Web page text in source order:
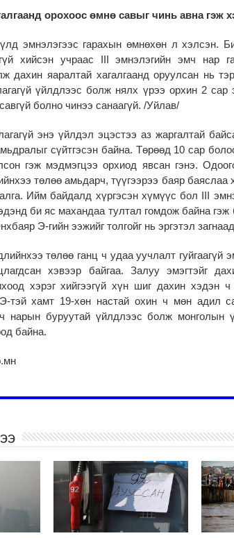
орохоос өмнө савыг чинь авна гэж
эмнэлэгээс гарахын өмнөхөн л хэлсэн.
хийсэн учраас III эмнэлэгийн эмч нар
дахин яаралтай хагалгаанд оруулсан нь
үйлдлээс болж нялх үрээ орхин 2 сар
болно чинээ санаагүй. /Уйлав/
энэ үйлдэл эцэстээ аз жаргалтай
сүйтгэсэн байна. Төрөөд 10 сар
гэж мэдмэгцээ орхиод явсан гэнэ.
төлөө амьдарч, түүгээрээ баяр
Ийм байдалд хүргэсэн хүмүүс бол III
би яс махандаа тултал гомдож байна
Э-гийн ээжийг толгойг нь эргэтэл
төлөө ганц ч удаа уучлалт гуйгаагүй
хэвээр байгаа. Залуу эмэгтэйг
хэрэг хийгээгүй хүн шиг дахин хэдэн
Э-тэй хамт 19-хөн настай охин ч мөн адил
нарын буруутай үйлдлээс болж монголын
байна.